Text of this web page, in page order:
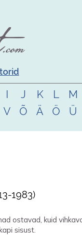
I J K L
M
V Õ Ä Ö Ü
-1983)
ostavad, kuid
sisust.